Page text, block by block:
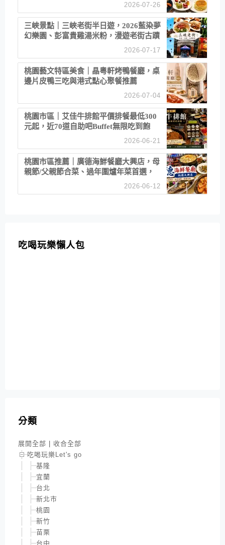
2026-07-26
三峽景點｜三峽老街半日遊，2026藍染夢
幻樂園、彭富貴雞湯米粉，漫遊老街古蹟
2026-07-17
桃園藝文特區美食｜晶粵軒烤鴨餐廳，桌
邊片皮鴨三吃與港式點心聚餐推薦
2026-07-04
桃園市區｜艾佳牛排館平價排餐最低300
元起，近70道自助吧Buffet無限吃到飽
2026-06-21
桃園市區推薦｜廣德海鮮餐廳大興店，母
親節/父親節合菜、過年圍爐年菜首選，
2026-06-12
吃喝玩樂懶人包
分類
展開全部 | 收合全部
吃喝玩樂Let's go
基隆
宜蘭
台北
新北市
桃園
新竹
苗栗
台中